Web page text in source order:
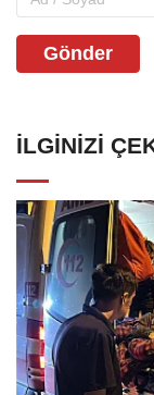
Gönder
İLGINIZI